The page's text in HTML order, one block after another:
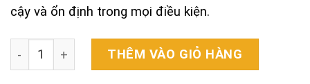
cậy và ổn định trong mọi điều kiện.
Ắc quy Outdo UTZ10S-BS (12V - 8.6Ah) quantity
THÊM VÀO GIỎ HÀNG